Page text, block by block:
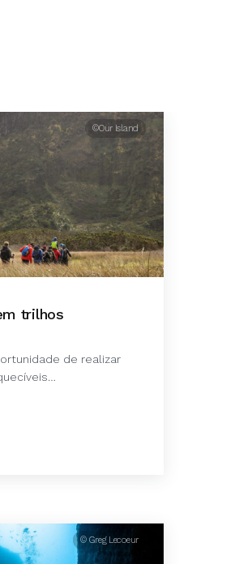
©Our Island
trilhos
de realizar
© Greg Lecoeur